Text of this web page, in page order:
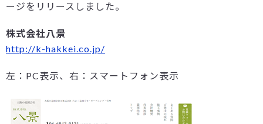
ージをリリースしました。
株式会社八景
http://k-hakkei.co.jp/
左：PC表示、右：スマートフォン表示